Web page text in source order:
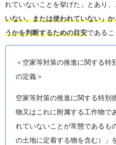
れていないことを挙げた」とあり、
いない、または使われていない」
うかを判断するための目安であるこ
＜空家等対策の推進に関する特
の定義＞
空家等対策の推進に関する特別
物又はこれに附属する工作物で
れていないことが常態であるも
の土地に定着する物を含む）」